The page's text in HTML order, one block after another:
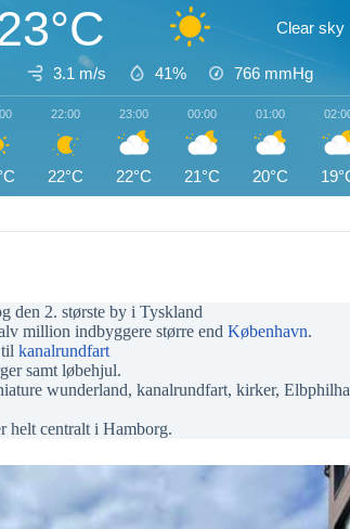
Clear sky
3.1 m/s 41% 766 mmHg
22:00
22°C
23:00
22°C
00:00
21°C
01:00
20°C
den 2. største by i Tyskland
million indbyggere større end København.
kanalrundfart
samt løbehjul.
wunderland, kanalrundfart, kirker,
helt centralt i Hamborg.